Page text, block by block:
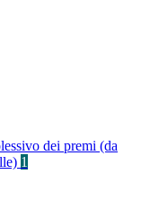
dei premi (da
1